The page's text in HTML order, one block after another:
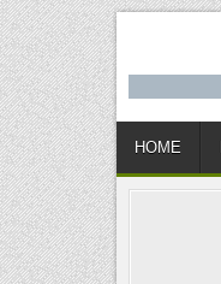
Skip
to
content
HOME